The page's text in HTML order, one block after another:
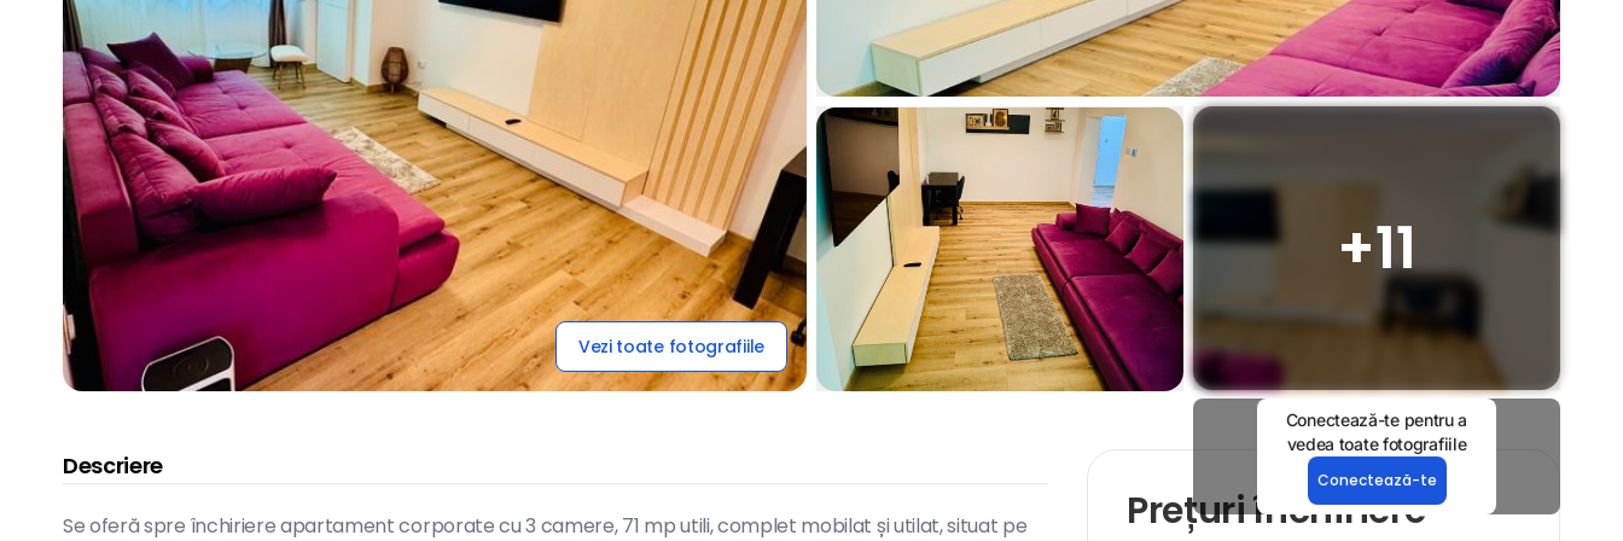
Vezi toate fotografiile
Conectează-te pentru a
vedea toate fotografiile
Conectează-te
+11
Descriere
Se oferă spre închiriere apartament corporate cu 3 camere, 71 mp utili, complet mobilat și utilat, situat pe Prețuri închiriere